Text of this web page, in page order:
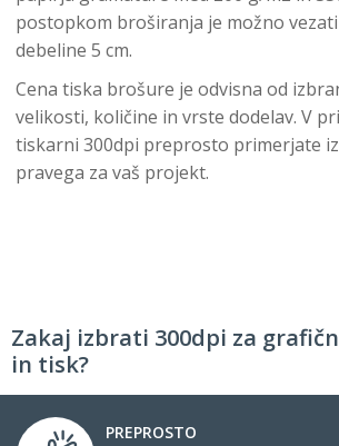
postopkom broširanja je možno
debeline 5 cm.
Cena tiska brošure je odvisna od
velikosti, količine in vrste dodelav. V
tiskarni 300dpi preprosto primerjate
pravega za vaš projekt.
Zakaj izbrati 300dpi za
in tisk?
PREPROSTO